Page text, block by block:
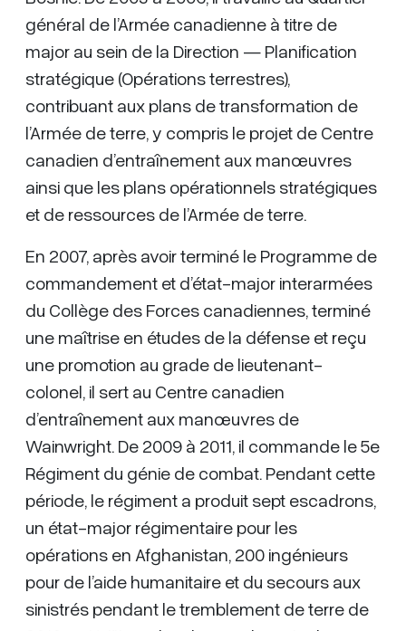
général de l’Armée canadienne à titre de
major au sein de la Direction — Planification
stratégique (Opérations terrestres),
contribuant aux plans de transformation de
l’Armée de terre, y compris le projet de Centre
canadien d’entraînement aux manœuvres
ainsi que les plans opérationnels stratégiques
et de ressources de l’Armée de terre.
En 2007, après avoir terminé le Programme de
commandement et d’état-major interarmées
du Collège des Forces canadiennes, terminé
une maîtrise en études de la défense et reçu
une promotion au grade de lieutenant-
colonel, il sert au Centre canadien
d’entraînement aux manœuvres de
Wainwright. De 2009 à 2011, il commande le 5e
Régiment du génie de combat. Pendant cette
période, le régiment a produit sept escadrons,
un état-major régimentaire pour les
opérations en Afghanistan, 200 ingénieurs
pour de l’aide humanitaire et du secours aux
sinistrés pendant le tremblement de terre de